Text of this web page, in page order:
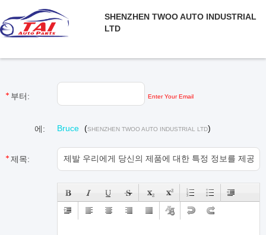
SHENZHEN TWOO AUTO INDUSTRIAL
LTD
부터: Enter Your Email
에: Bruce (SHENZHEN TWOO AUTO INDUSTRIAL LTD)
제목: